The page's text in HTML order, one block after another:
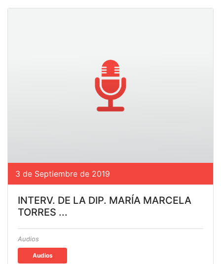
3 de Septiembre de 2019
INTERV. DE LA DIP. MARÍA MARCELA
TORRES ...
Audios
Audios